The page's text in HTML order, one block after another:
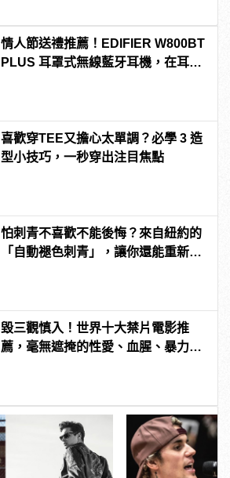
情人節送禮推薦！EDIFIER W800BT
PLUS 耳罩式無線藍牙耳機，在耳邊
喜歡穿TEE又擔心太單調？必學 3 造
型小技巧，一秒穿出注目焦點
怕刺青不喜歡不能後悔？來自紐約的
「自動褪色刺青」，讓你還能重新來
毀三觀慎入！世界十大禁片電影推
薦，毫無遮掩的性愛、血腥、暴力、